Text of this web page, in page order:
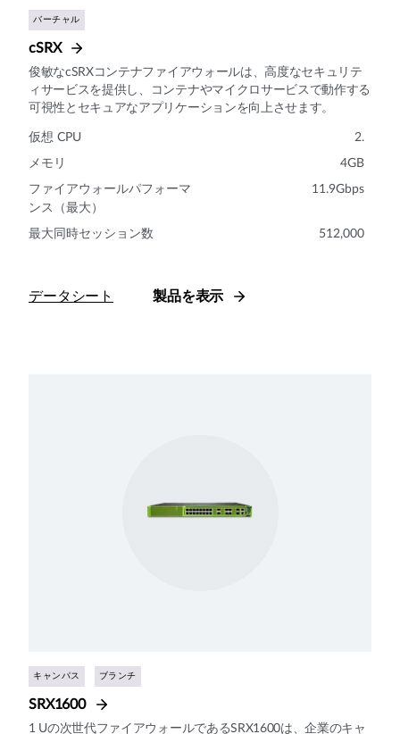
バーチャル
cSRX
俊敏なcSRXコンテナファイアウォールは、高度なセキュリテ
ィサービスを提供し、コンテナやマイクロサービスで動作する
可視性とセキュアなアプリケーションを向上させます。
仮想 CPU 2.
メモリ 4GB
ファイアウォールパフォーマ
ンス（最大）
11.9Gbps
最大同時セッション数 512,000
データシート 製品を表示
キャンパス ブランチ
SRX1600
1 Uの次世代ファイアウォールであるSRX1600は、企業のキャ